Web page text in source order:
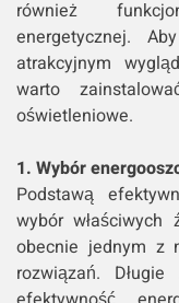
również
energetycznej.
atrakcyjnym
warto
oświetleniowe.
1. Wybór
Podstawą
wybór właściwych
obecnie jednym z
rozwiązań.